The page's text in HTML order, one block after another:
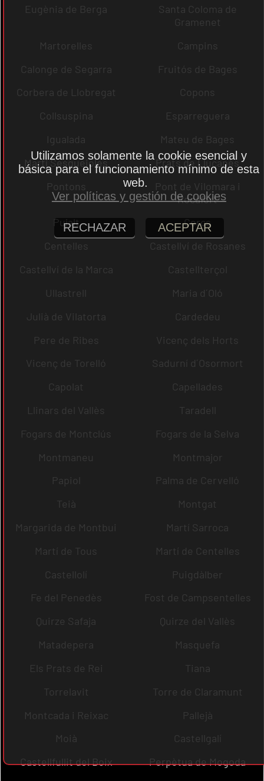
Eugènia de Berga
Santa Coloma de
Gramenet
Martorelles
Campins
Calonge de Segarra
Fruitós de Bages
Corbera de Llobregat
Copons
Collsuspina
Esparreguera
Igualada
Mateu de Bages
Martí Sesgueioles
Prats de Lluçanès
Pontons
Pont de Vilomara i
Rocafort
Pujalt
Cercs
Centelles
Castellví de Rosanes
Castellví de la Marca
Castellterçol
Ullastrell
Maria d´Oló
Julià de Vilatorta
Cardedeu
Pere de Ribes
Vicenç dels Horts
Vicenç de Torelló
Sadurní d´Osormort
Capolat
Capellades
Llinars del Vallès
Taradell
Fogars de Montclús
Fogars de la Selva
Montmaneu
Montmajor
Papiol
Palma de Cervelló
Teià
Montgat
Margarida de Montbui
Martí Sarroca
Martí de Tous
Martí de Centelles
Castellolí
Puigdàlber
Fe del Penedès
Fost de Campsentelles
Quirze Safaja
Quirze del Vallès
Matadepera
Masquefa
Els Prats de Rei
Tiana
Torrelavit
Torre de Claramunt
Montcada i Reixac
Pallejà
Moià
Castellgalí
Castellfullit del Boix
Perpètua de Mogoda
Utilizamos solamente la cookie esencial y
básica para el funcionamiento mínimo de esta
web.
Ver políticas y gestión de cookies
RECHAZAR ACEPTAR